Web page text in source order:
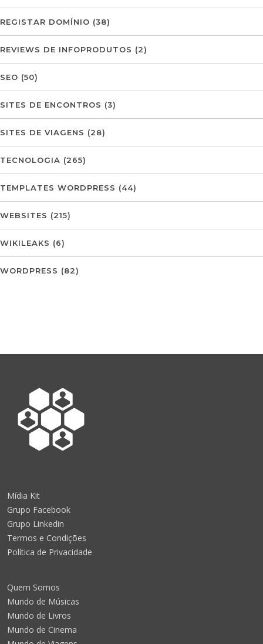
REGISTAR DOMÍNIO (38)
REVIEWS DE INFOPRODUTOS (2)
SEO (50)
SITES DE ENCONTROS (3)
SITES DE VIAGENS (28)
TECNOLOGIA (265)
TEMPLATES WORDPRESS (44)
WEBSITES (215)
WIKILEAKS (6)
WORDPRESS (82)
Mídia Kit
Grupo Facebook
Grupo Linkedin
Termos e Condições
Política de Privacidade
Quem Somos
Mundo de Músicas
Mundo de Livros
Mundo de Cinema